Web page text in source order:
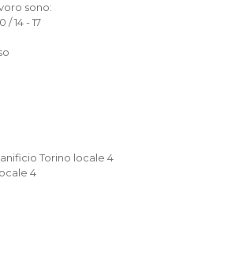
sono:
/ 14 - 17
4